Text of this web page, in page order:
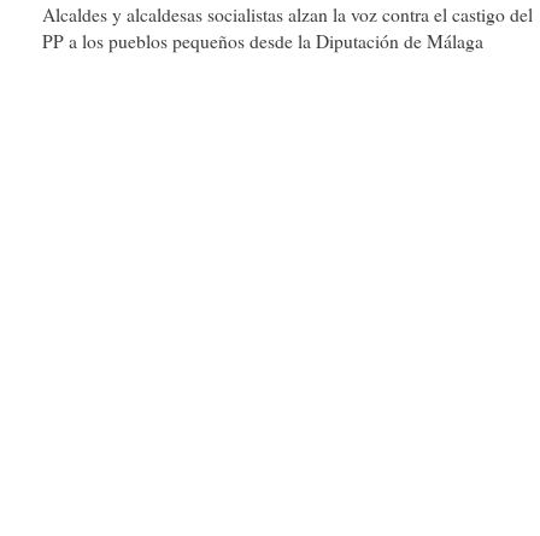
Alcaldes y alcaldesas socialistas alzan la voz contra el castigo del
PP a los pueblos pequeños desde la Diputación de Málaga